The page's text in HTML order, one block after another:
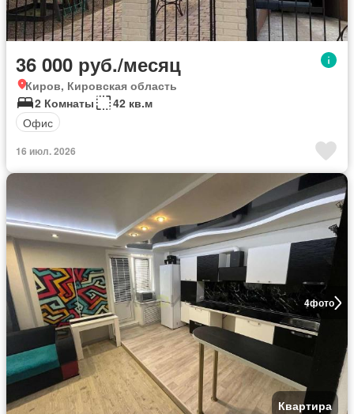
36 000 руб./месяц
Киров, Кировская область
2 Комнаты
42 кв.м
Офис
16 июл. 2026
4фото
Квартира